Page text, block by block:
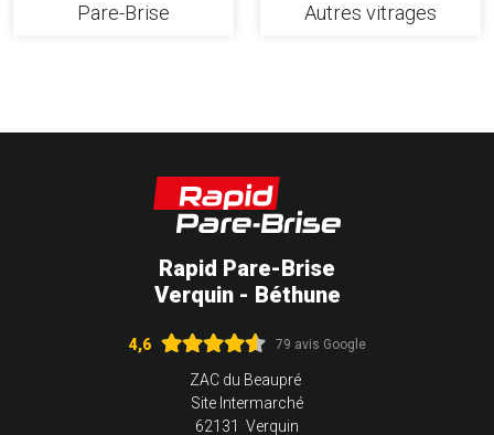
Pare-Brise Autres vitrages
Rapid Pare-Brise
Verquin - Béthune
4,6 79 avis Google
ZAC du Beaupré
Site Intermarché
62131 Verquin